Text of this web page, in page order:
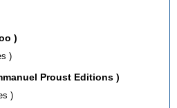
)
( Textes )
de Safia (Emmanuel Proust Editions )
( Textes )